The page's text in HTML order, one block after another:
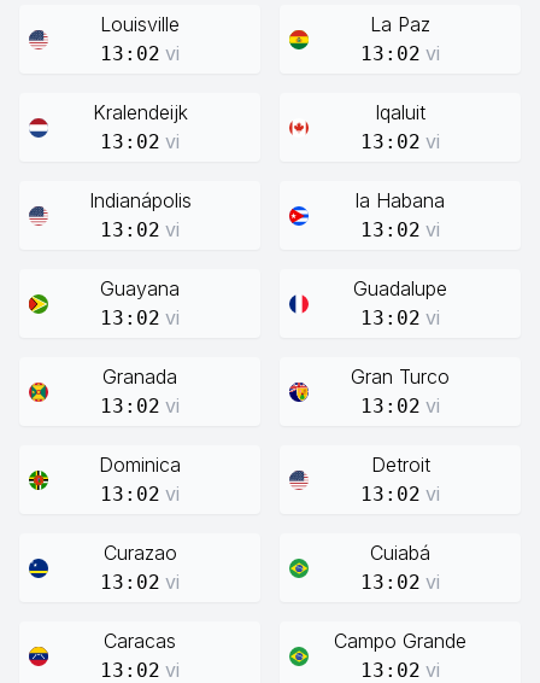
Louisville
13:02 vi
La Paz
13:02 vi
Kralendeijk
13:02 vi
Iqaluit
13:02 vi
Indianápolis
13:02 vi
la Habana
13:02 vi
Guayana
13:02 vi
Guadalupe
13:02 vi
Granada
13:02 vi
Gran Turco
13:02 vi
Dominica
13:02 vi
Detroit
13:02 vi
Curazao
13:02 vi
Cuiabá
13:02 vi
Caracas
13:02 vi
Campo Grande
13:02 vi